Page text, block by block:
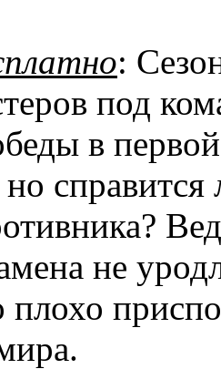
:
под
в
не
плохо